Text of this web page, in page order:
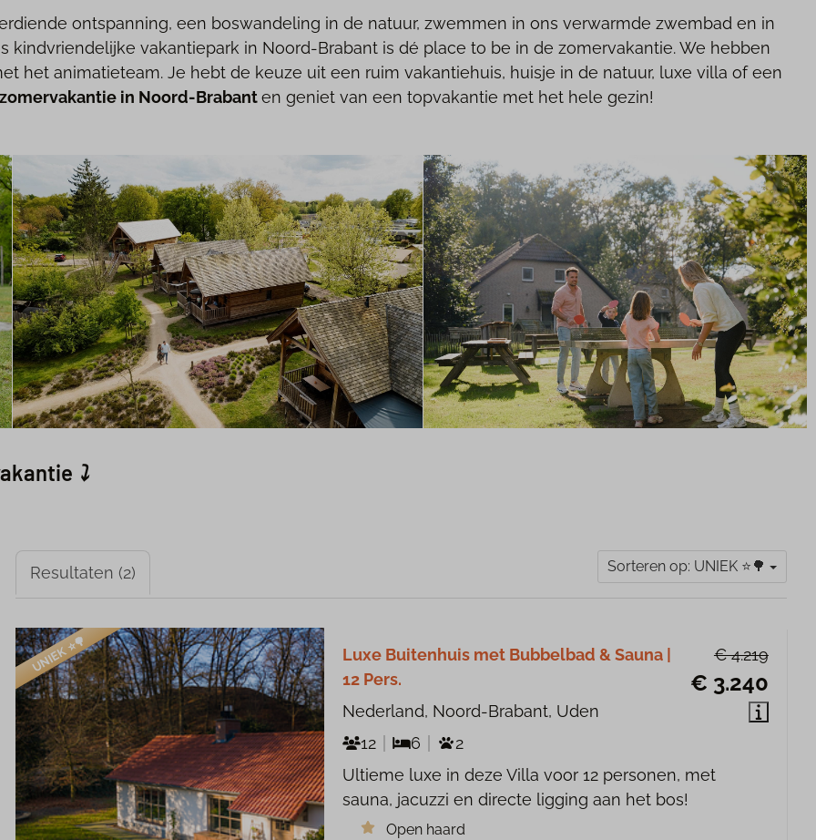
ontspanning, een boswandeling in de natuur, zwemmen in ons verwarmde zwembad en in
kindvriendelijke vakantiepark in Noord-Brabant is dé place to be in de zomervakantie. We hebben
het animatieteam. Je hebt de keuze uit een ruim vakantiehuis, huisje in de natuur, luxe villa of een
zomervakantie in Noord-Brabanten geniet van een topvakantie met het hele gezin!
⤵
Sorteren op: UNIEK ⭐️🌳
Resultaten (2)
UNIEK ⭐️🌳 € 4.219
€ 3.240
Luxe Buitenhuis met Bubbelbad & Sauna |
12 Pers.
Nederland, Noord-Brabant, Uden
12
6
2
Ultieme luxe in deze Villa voor 12 personen, met
sauna, jacuzzi en directe ligging aan het bos!
Open haard